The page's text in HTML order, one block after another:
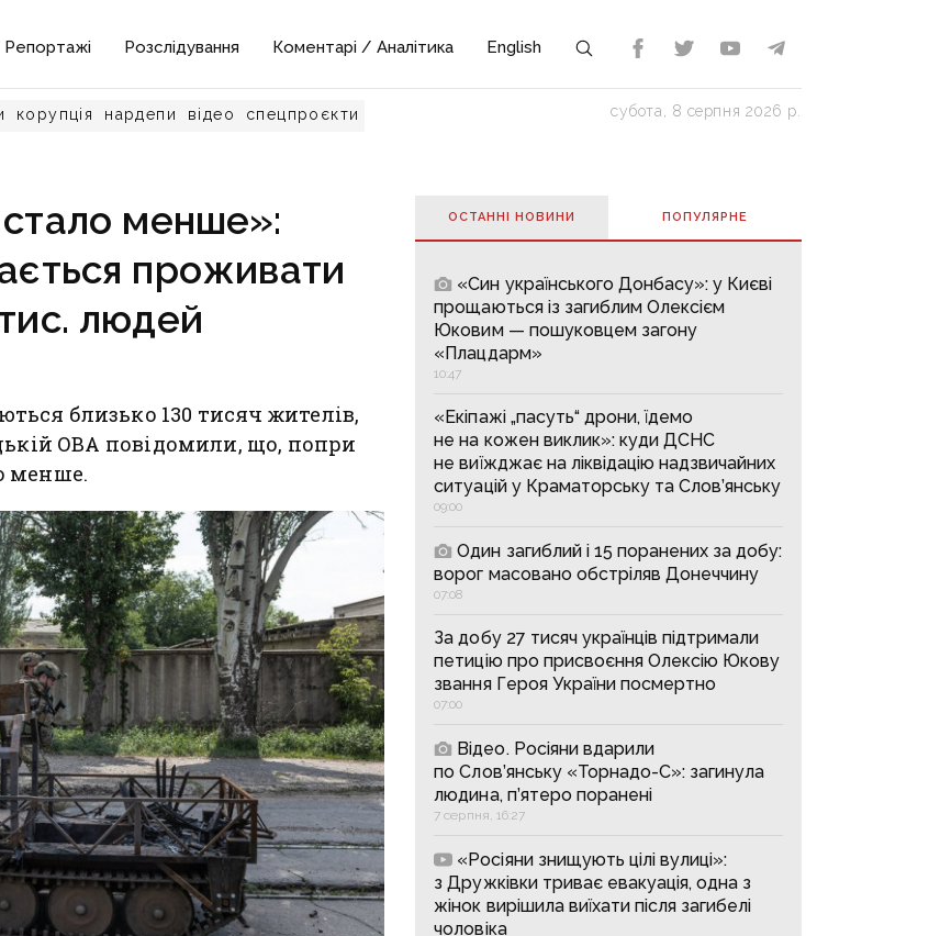
Репортажі Розслідування Коментарі / Аналітика English
корупція нардепи відео спецпроєкти субота, 8 серпня 2026 р.
менше»:
проживати
людей
близько 130 тисяч жителів,
ОВА повідомили, що, попри
менше.
ОСТАННІ НОВИНИ ПОПУЛЯРНE
«Син українського Донбасу»: у Києві
прощаються із загиблим Олексієм
Юковим — пошуковцем загону
«Плацдарм»
10:47
«Екіпажі „пасуть“ дрони, їдемо
не на кожен виклик»: куди ДСНС
не виїжджає на ліквідацію надзвичайних
ситуацій у Краматорську та Слов’янську
09:00
Один загиблий і 15 поранених за добу:
ворог масовано обстріляв Донеччину
07:08
За добу 27 тисяч українців підтримали
петицію про присвоєння Олексію Юкову
звання Героя України посмертно
07:00
Відео. Росіяни вдарили
по Слов’янську «Торнадо-С»: загинула
людина, п’ятеро поранені
7 серпня, 16:27
«Росіяни знищують цілі вулиці»:
з Дружківки триває евакуація, одна з
жінок вирішила виїхати після загибелі
чоловіка